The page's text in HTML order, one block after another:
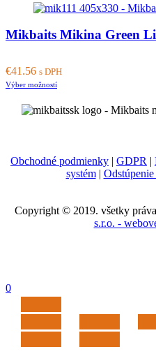
has
variants.
may
be
on
Mikbaits Mikina Green
€41.56 s DPH
Výber možnostíThis
has
options
may
on
Obchodné podmienky | GDPR |
systém|
Copyright © 2019. všetky
s.r.o. -
0